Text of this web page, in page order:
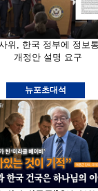
위, 한국 정부에 정보
개정안 설명 요구
뉴포초대석